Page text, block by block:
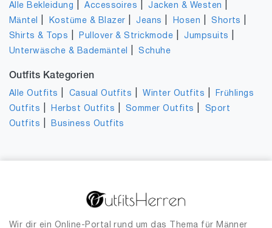
Alle Bekleidung |Accessoires |Jacken & Westen
Mäntel Kostüme & Blazer |Jeans Hosen |Shorts
Shirts & Tops Pullover & Strickmode |Jumpsuits
Unterwäsche & Bademäntel |Schuhe
Outfits Kategorien
Alle Outfits Casual Outfits |Winter Outfits
Frühlings
Outfits
Herbst Outfits Sommer Outfits
Sport
Outfits
Business Outfits
Wir dir ein Online-Portal rund um das Thema für Männer